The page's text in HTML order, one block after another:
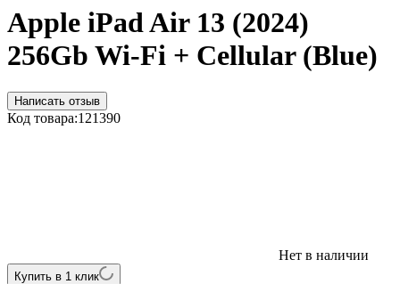
Apple iPad Air 13 (2024)
256Gb Wi-Fi + Cellular (Blue)
Написать отзыв
Код товара:121390
Нет в наличии
Купить в 1 клик